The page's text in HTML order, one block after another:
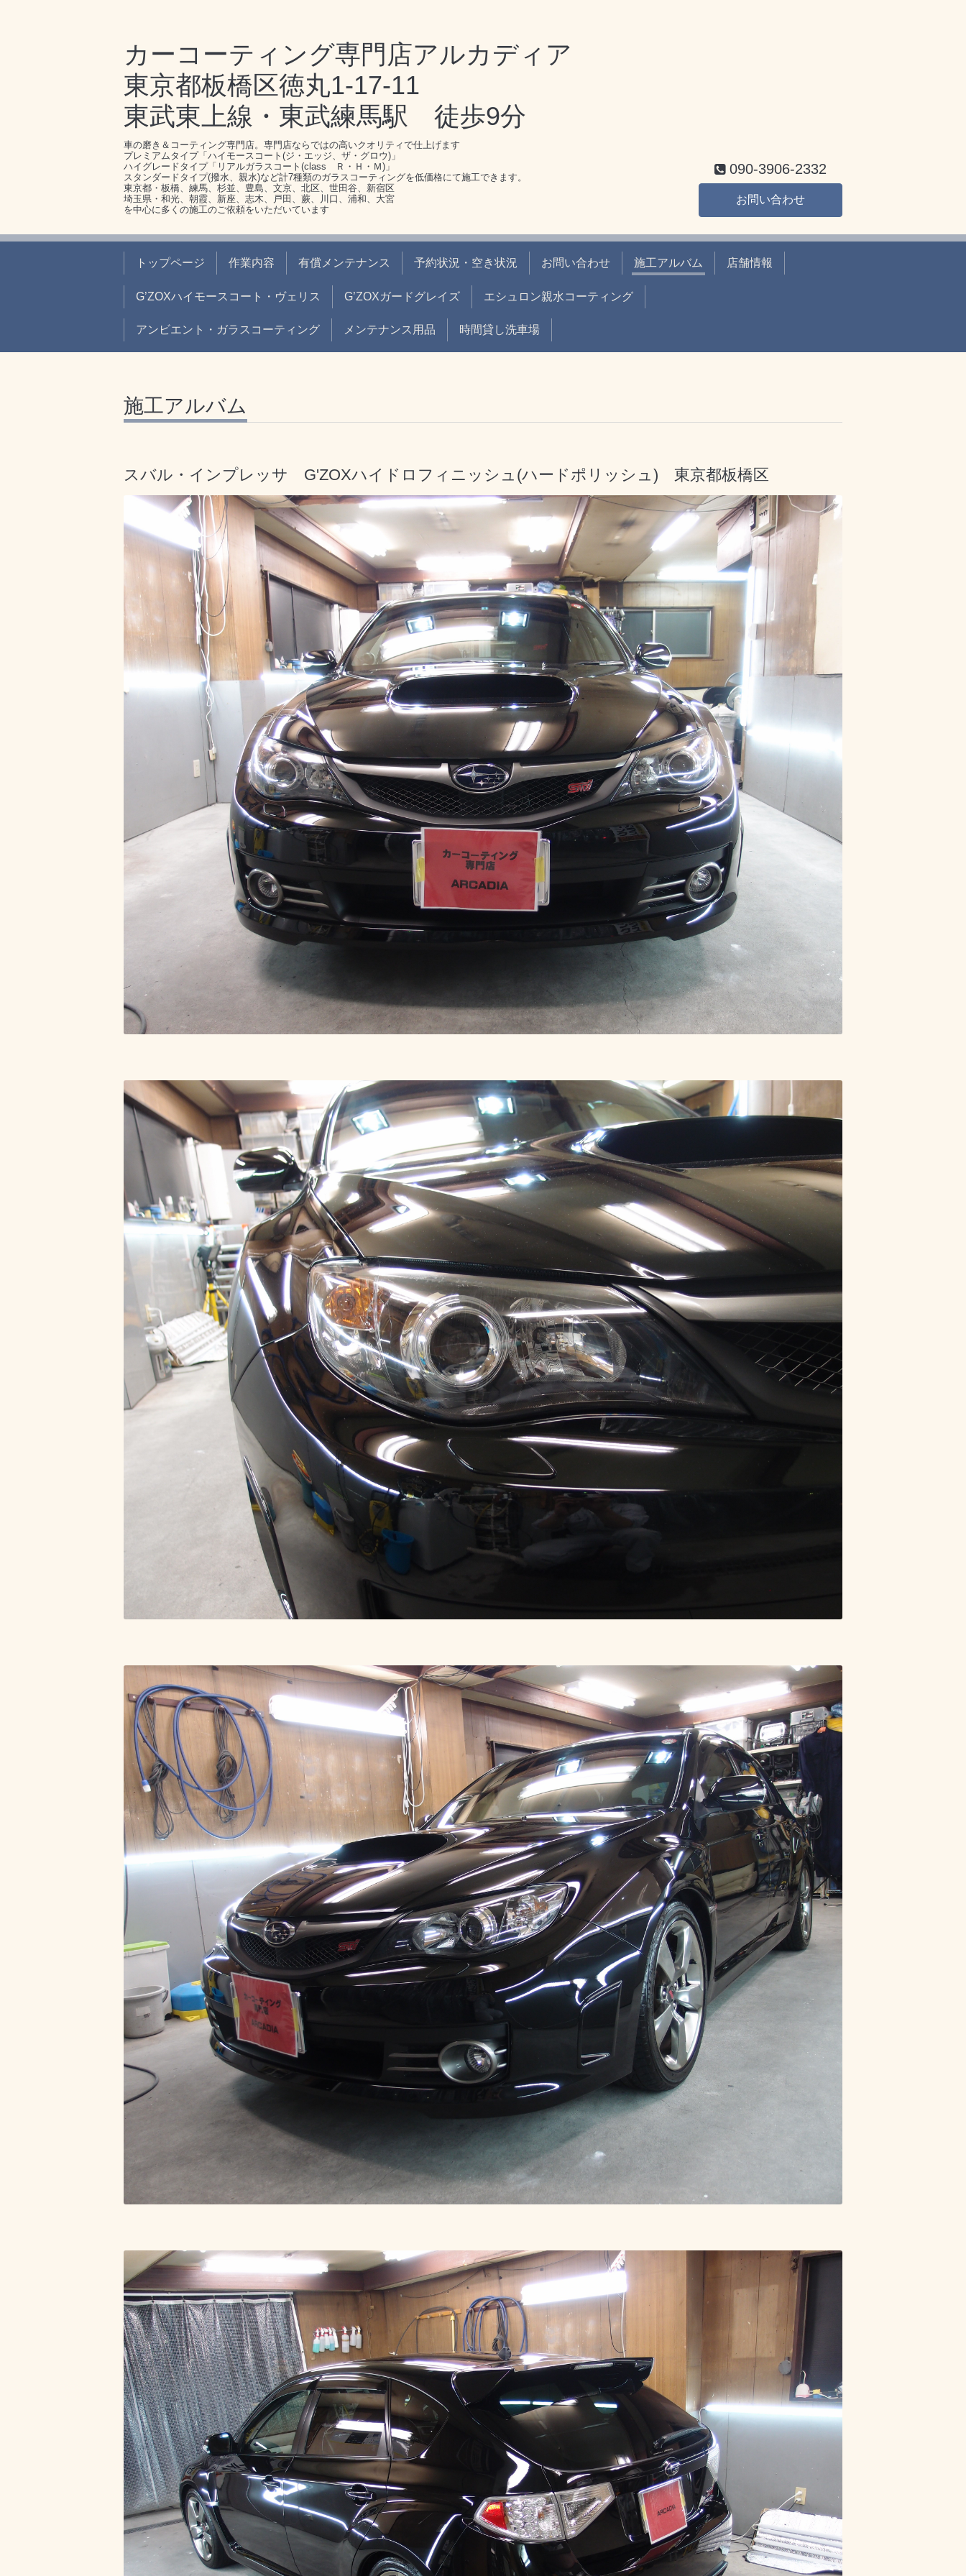
カーコーティング専門店アルカディア
東京都板橋区徳丸1-17-11
東武東上線・東武練馬駅 徒歩9分
車の磨き＆コーティング専門店。専門店ならではの高いクオリティで仕上げます
プレミアムタイプ「ハイモースコート(ジ・エッジ、ザ・グロウ)」
ハイグレードタイプ「リアルガラスコート(class Ｒ・Ｈ・Ｍ)」
スタンダードタイプ(撥水、親水)など計7種類のガラスコーティングを低価格にて施工できます。
東京都・板橋、練馬、杉並、豊島、文京、北区、世田谷、新宿区
埼玉県・和光、朝霞、新座、志木、戸田、蕨、川口、浦和、大宮
を中心に多くの施工のご依頼をいただいています
090-3906-2332
お問い合わせ
トップページ 作業内容 有償メンテナンス 予約状況・空き状況 お問い合わせ 施工アルバム 店舗情報
G’ZOXハイモースコート・ヴェリス G’ZOXガードグレイズ エシュロン親水コーティング
アンビエント・ガラスコーティング メンテナンス用品 時間貸し洗車場
施工アルバム
スバル・インプレッサ G'ZOXハイドロフィニッシュ(ハードポリッシュ) 東京都板橋区